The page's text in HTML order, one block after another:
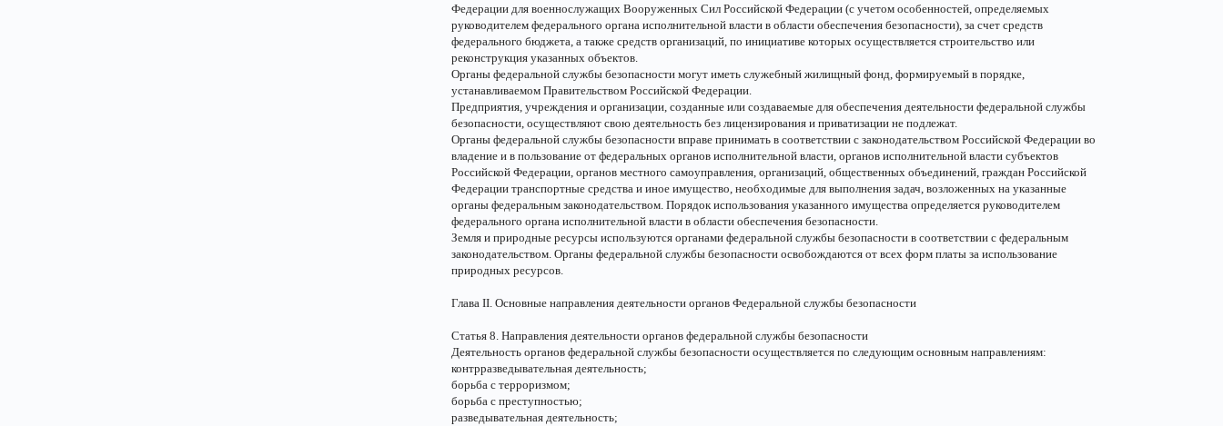
Федерации для военнослужащих Вооруженных Сил Российской Федерации (с учетом особенностей, определяемых
руководителем федерального органа исполнительной власти в области обеспечения безопасности), за счет средств
федерального бюджета, а также средств организаций, по инициативе которых осуществляется строительство или
реконструкция указанных объектов.
Органы федеральной службы безопасности могут иметь служебный жилищный фонд, формируемый в порядке,
устанавливаемом Правительством Российской Федерации.
Предприятия, учреждения и организации, созданные или создаваемые для обеспечения деятельности федеральной службы
безопасности, осуществляют свою деятельность без лицензирования и приватизации не подлежат.
Органы федеральной службы безопасности вправе принимать в соответствии с законодательством Российской Федерации во
владение и в пользование от федеральных органов исполнительной власти, органов исполнительной власти субъектов
Российской Федерации, органов местного самоуправления, организаций, общественных объединений, граждан Российской
Федерации транспортные средства и иное имущество, необходимые для выполнения задач, возложенных на указанные
органы федеральным законодательством. Порядок использования указанного имущества определяется руководителем
федерального органа исполнительной власти в области обеспечения безопасности.
Земля и природные ресурсы используются органами федеральной службы безопасности в соответствии с федеральным
законодательством. Органы федеральной службы безопасности освобождаются от всех форм платы за использование
природных ресурсов.
Глава II. Основные направления деятельности органов Федеральной службы безопасности
Статья 8. Направления деятельности органов федеральной службы безопасности
Деятельность органов федеральной службы безопасности осуществляется по следующим основным направлениям:
контрразведывательная деятельность;
борьба с терроризмом;
борьба с преступностью;
разведывательная деятельность;